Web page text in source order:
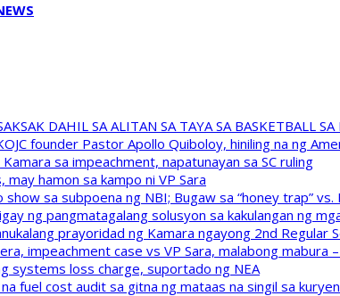
DAHIL SA ALITAN SA TAYA SA BASKETBALL
founder Pastor Apollo Quiboloy, hiniling na ng
sa impeachment, napatunayan sa SC ruling
hamon sa kampo ni VP Sara
sa subpoena ng NBI; Bugaw sa “honey trap”
ng pangmatagalang solusyon sa kakulangan ng
prayoridad ng Kamara ngayong 2nd Regular
impeachment case vs VP Sara, malabong mabura
systems loss charge, suportado ng NEA
fuel cost audit sa gitna ng mataas na singil sa